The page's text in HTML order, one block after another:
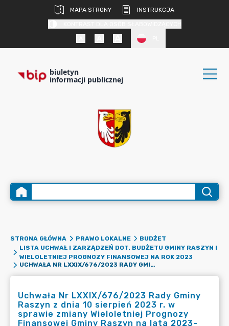
MAPA STRONY
INSTRUKCJA
biuletyn
informacji publicznej
STRONA GŁÓWNA PRAWO LOKALNE
BUDŻET
LISTA UCHWAŁ I ZARZĄDZEŃ DOT. BUDŻETU GMINY RASZYN I
WIELOLETNIEJ PROGNOZY FINANSOWEJ NA ROK 2023
UCHWAŁA NR LXXIX/676/2023 RADY GMINY RASZYN Z DNIA 10 SIERPIEŃ 2023 R. W SPRAWIE ZMIANY WIELOLETNIEJ PROGNOZY FINANSOWEJ GMINY RASZYN NA LATA 2023-2030
Uchwała Nr LXXIX/676/2023 Rady Gminy
Raszyn z dnia 10 sierpień 2023 r. w
sprawie zmiany Wieloletniej Prognozy
Finansowej Gminy Raszyn na lata 2023-